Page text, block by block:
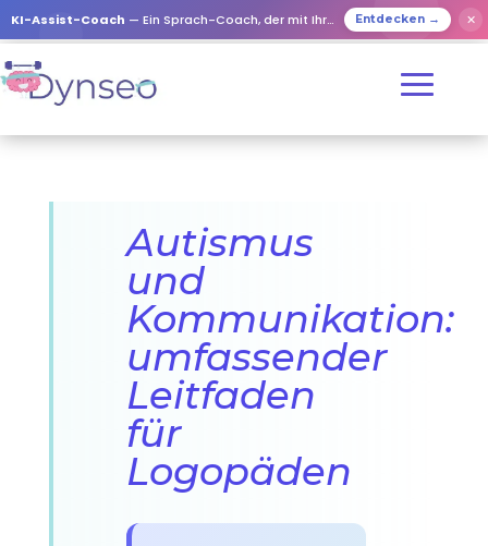
KI-Assist-Coach — Ein Sprach-Coach, der mit Ihren Lieben spielt Entdecken → ✕
Autismus
und
Kommunikation:
umfassender
Leitfaden
für
Logopäden